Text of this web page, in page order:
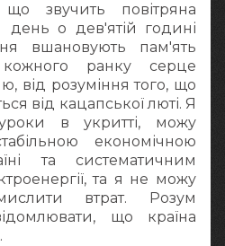
звучить повітряна
о дев'ятій годині
вшановують пам'ять
кожного ранку серце
від розуміння того, що
від кацапської люті. Я
в укритті, можу
економічною
та систематичним
та я не можу
втрат. Розум
що країна